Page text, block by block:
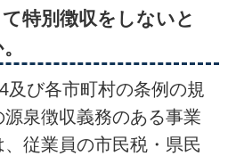
特別徴収をしないと
及び各市町村の条例の規
泉徴収義務のある事業
従業員の市民税・県民